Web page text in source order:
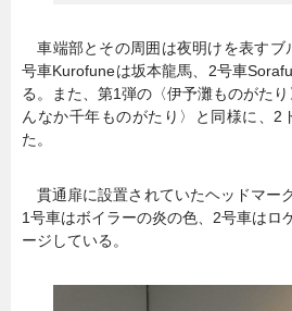
車端部とその周囲は夜明けを表すブ
号車Kurofuneは坂本龍馬、2号車
る。また、第1弾の〈伊予灘ものがた
んなか千年ものがたり〉と同様に、2
た。
貫通扉に設置されていたヘッドマー
1号車はボイラーの炎の色、2号車はロ
ージしている。